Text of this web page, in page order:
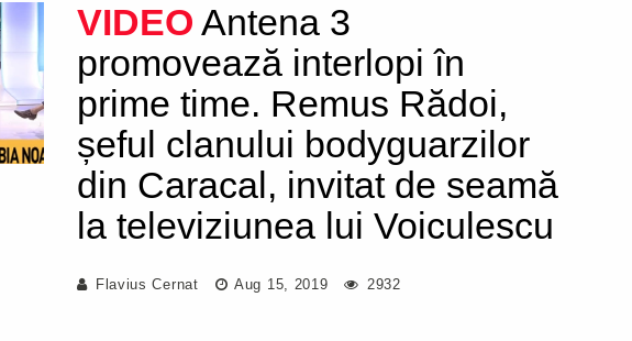
VIDEO Antena 3
promovează interlopi în
prime time. Remus Rădoi,
șeful clanului bodyguarzilor
din Caracal, invitat de seamă
la televiziunea lui Voiculescu
Flavius Cernat Aug 15, 2019 2932